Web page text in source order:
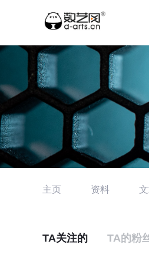
主页 资料
TA关注的 TA的粉